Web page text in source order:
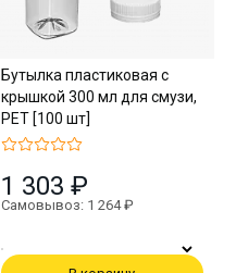
Бутылка пластиковая с
крышкой 300 мл для смузи,
PET [100 шт]
1 303 ₽
Самовывоз: 1 264 ₽